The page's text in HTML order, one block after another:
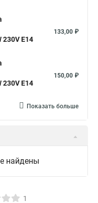
230V E14
133,00 ₽
230V E14
150,00 ₽
Показать больше
найдены
1